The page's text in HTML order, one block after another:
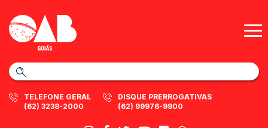
TELEFONE GERAL
(62) 3238-2000
DISQUE PRERROGATIVAS
(62) 99976-9900